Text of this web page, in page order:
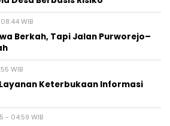
WIB
Berkah, Tapi Jalan Purworejo–
WIB
Layanan Keterbukaan Informasi
- 04:59 WIB